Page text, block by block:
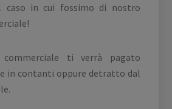
in cui fossimo di nostro
ti verrà pagato
in contanti oppure detratto dal